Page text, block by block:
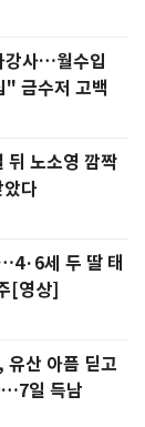
강사…월수입
" 금수저 고백
뒤 노소영 깜짝
다
세 두 딸 태
[영상]
산 아픔 딛고
…7일 득남